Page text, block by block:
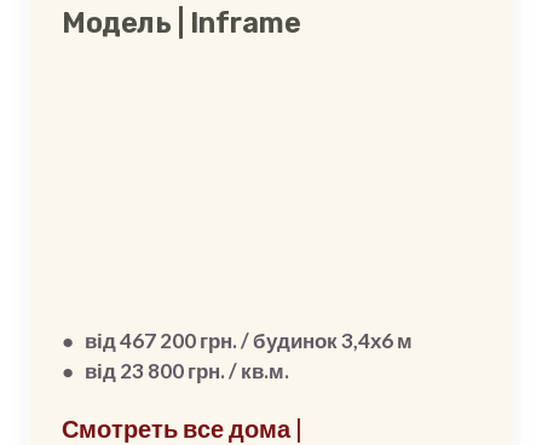
Модель | Inframe
● від 467 200 грн. / будинок 3,4х6 м
● від 23 800 грн. / кв.м.
Смотреть все дома |